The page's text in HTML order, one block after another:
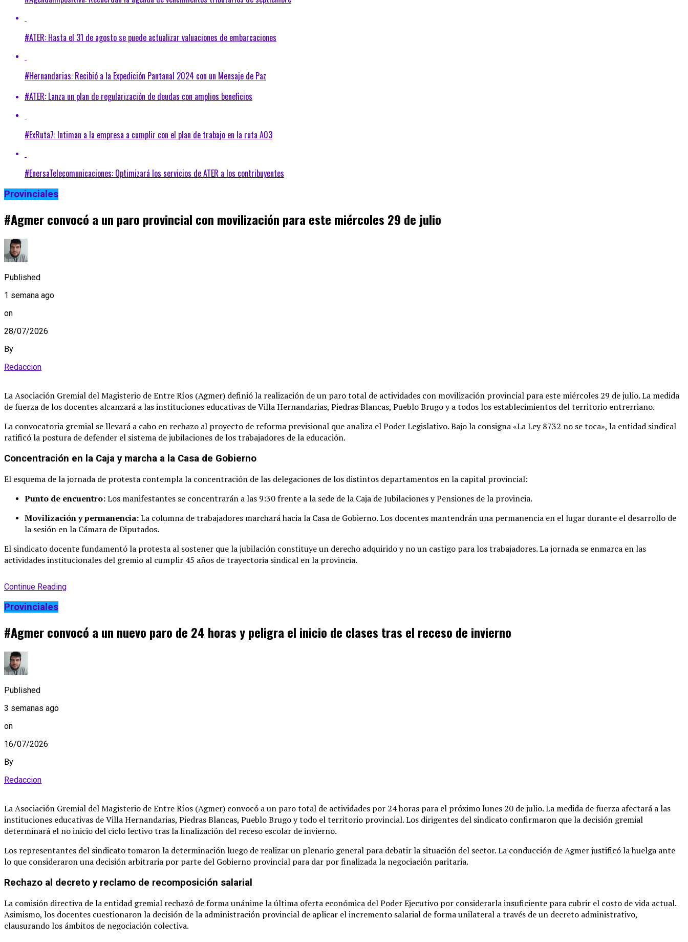
#ATER: Hasta el 31 de agosto se puede actualizar valuaciones de embarcaciones
#Hernandarias: Recibió a la Expedición Pantanal 2024 con un Mensaje de Paz
#ATER: Lanza un plan de regularización de deudas con amplios beneficios
#ExRuta7: Intiman a la empresa a cumplir con el plan de trabajo en la ruta A03
#EnersaTelecomunicaciones: Optimizará los servicios de ATER a los contribuyentes
Provinciales
#Agmer convocó a un paro provincial con movilización para este miércoles 29 de julio
Published
1 semana ago
on
28/07/2026
By
Redaccion
La Asociación Gremial del Magisterio de Entre Ríos (Agmer) definió la realización de un paro total de actividades con movilización provincial para este miércoles 29 de julio. La medida
de fuerza de los docentes alcanzará a las instituciones educativas de Villa Hernandarias, Piedras Blancas, Pueblo Brugo y a todos los establecimientos del territorio entrerriano.
La convocatoria gremial se llevará a cabo en rechazo al proyecto de reforma previsional que analiza el Poder Legislativo. Bajo la consigna «La Ley 8732 no se toca», la entidad sindical
ratificó la postura de defender el sistema de jubilaciones de los trabajadores de la educación.
Concentración en la Caja y marcha a la Casa de Gobierno
El esquema de la jornada de protesta contempla la concentración de las delegaciones de los distintos departamentos en la capital provincial:
Punto de encuentro:Los manifestantes se concentrarán a las 9:30 frente a la sede de la Caja de Jubilaciones y Pensiones de la provincia.
Movilización y permanencia:La columna de trabajadores marchará hacia la Casa de Gobierno. Los docentes mantendrán una permanencia en el lugar durante el desarrollo de
la sesión en la Cámara de Diputados.
El sindicato docente fundamentó la protesta al sostener que la jubilación constituye un derecho adquirido y no un castigo para los trabajadores. La jornada se enmarca en las
actividades institucionales del gremio al cumplir 45 años de trayectoria sindical en la provincia.
Continue Reading
Provinciales
#Agmer convocó a un nuevo paro de 24 horas y peligra el inicio de clases tras el receso de invierno
Published
3 semanas ago
on
16/07/2026
By
Redaccion
La Asociación Gremial del Magisterio de Entre Ríos (Agmer) convocó a un paro total de actividades por 24 horas para el próximo lunes 20 de julio. La medida de fuerza afectará a las
instituciones educativas de Villa Hernandarias, Piedras Blancas, Pueblo Brugo y todo el territorio provincial. Los dirigentes del sindicato confirmaron que la decisión gremial
determinará el no inicio del ciclo lectivo tras la finalización del receso escolar de invierno.
Los representantes del sindicato tomaron la determinación luego de realizar un plenario general para debatir la situación del sector. La conducción de Agmer justificó la huelga ante
lo que consideraron una decisión arbitraria por parte del Gobierno provincial para dar por finalizada la negociación paritaria.
Rechazo al decreto y reclamo de recomposición salarial
La comisión directiva de la entidad gremial rechazó de forma unánime la última oferta económica del Poder Ejecutivo por considerarla insuficiente para cubrir el costo de vida actual.
Asimismo, los docentes cuestionaron la decisión de la administración provincial de aplicar el incremento salarial de forma unilateral a través de un decreto administrativo,
clausurando los ámbitos de negociación colectiva.